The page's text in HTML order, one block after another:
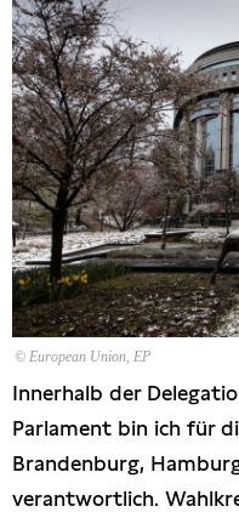
Presse
© European Union, EP
Innerhalb der
Parlament bin ich für
Brandenburg,
verantwortlich.